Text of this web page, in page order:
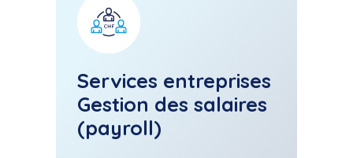
Services entreprises
Gestion des salaires
(payroll)